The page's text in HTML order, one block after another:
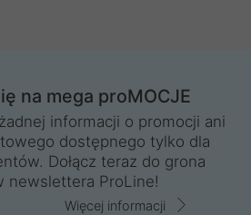
na mega proMOCJE
informacji o promocji ani
dostępnego tylko dla
Dołącz teraz do grona
newslettera ProLine!
Więcej informacji